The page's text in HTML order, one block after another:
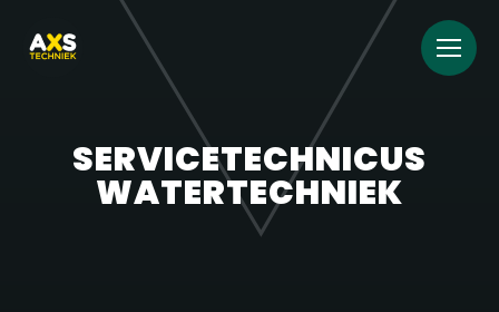
SERVICETECHNICUS
WATERTECHNIEK